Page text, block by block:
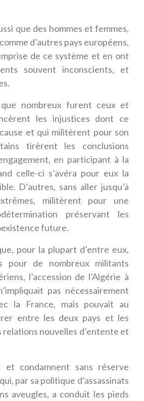
que des hommes et femmes,
d’autres pays européens,
de ce système et en ont
souvent inconscients, et
nombreux furent ceux et
les injustices dont ce
et qui militèrent pour son
tirèrent les conclusions
en participant à la
celle-ci s’avéra pour eux la
D’autres, sans aller jusqu’à
militèrent pour une
préservant les
future.
pour la plupart d’entre eux,
pour de nombreux militants
l’accession de l’Algérie à
pas nécessairement
la France, mais pouvait au
entre les deux pays et les
relations nouvelles d’entente et
condamnent sans réserve
par sa politique d’assassinats
aveugles, a conduit les pieds